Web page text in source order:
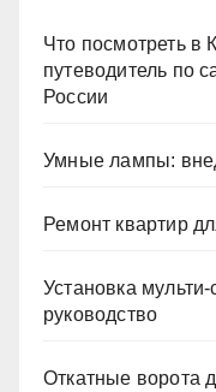
Что посмотреть в
путеводитель по
России
Умные лампы:
Ремонт квартир
Установка
руководство
Откатные ворота